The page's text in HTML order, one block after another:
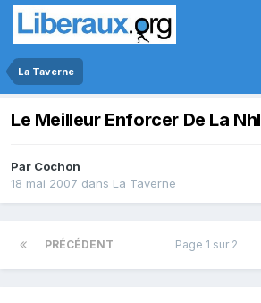
La Taverne
Le Meilleur Enforcer De La Nhl
Par Cochon
18 mai 2007 dans La Taverne
PRÉCÉDENT Page 1 sur 2